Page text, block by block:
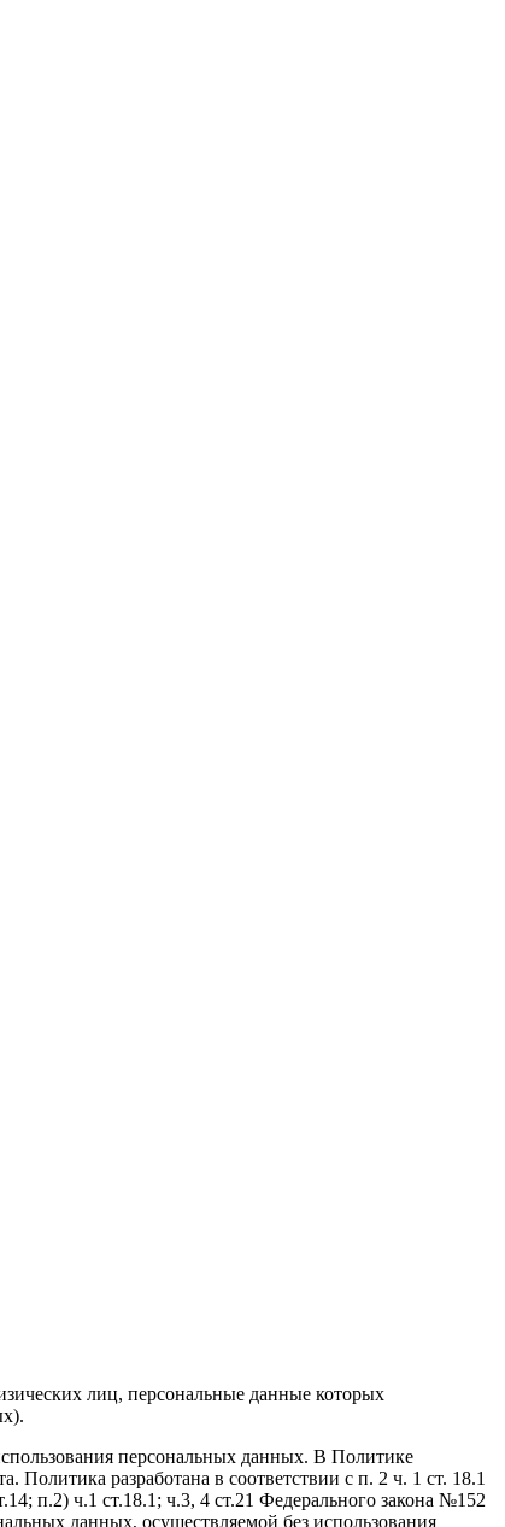
лиц, персональные данные которых
персональных данных. В Политике
разработана в соответствии с п. 2 ч. 1 ст. 18.1
п.2) ч.1 ст.18.1; ч.3, 4 ст.21 Федерального закона №152
данных, осуществляемой без использования